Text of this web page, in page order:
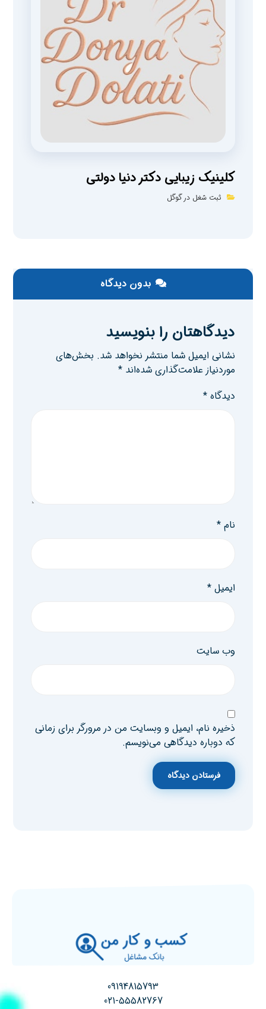
کلینیک زیبایی دکتر دنیا دولتی
ثبت شغل در گوگل
بدون دیدگاه
دیدگاهتان را بنویسید
نشانی ایمیل شما منتشر نخواهد شد. بخش‌های
موردنیاز علامت‌گذاری شده‌اند*
دیدگاه*
نام*
ایمیل*
وب‌ سایت
ذخیره نام، ایمیل و وبسایت من در مرورگر برای زمانی
که دوباره دیدگاهی می‌نویسم.
فرستادن دیدگاه
09194815793
021-55582767